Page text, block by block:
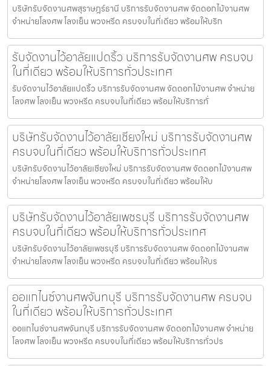
บริษัทรับจัดงานศพสุราษฎร์ธานี บริการรับจัดงานศพ จัดดอกไม้งานศพ
จำหน่ายโลงศพ โลงเย็น พวงหรีด ครบจบในที่เดียว พร้อมให้บริก
รับจัดงานไว้อาลัยแปดริ้ว บริการรับจัดงานศพ ครบจบ
ในที่เดียว พร้อมให้บริการทั่วประเทศ
รับจัดงานไว้อาลัยแปดริ้ว บริการรับจัดงานศพ จัดดอกไม้งานศพ จำหน่าย
โลงศพ โลงเย็น พวงหรีด ครบจบในที่เดียว พร้อมให้บริการทั่
บริษัทรับจัดงานไว้อาลัยเชียงใหม่ บริการรับจัดงานศพ
ครบจบในที่เดียว พร้อมให้บริการทั่วประเทศ
บริษัทรับจัดงานไว้อาลัยเชียงใหม่ บริการรับจัดงานศพ จัดดอกไม้งานศพ
จำหน่ายโลงศพ โลงเย็น พวงหรีด ครบจบในที่เดียว พร้อมให้บ
บริษัทรับจัดงานไว้อาลัยเพชรบุรี บริการรับจัดงานศพ
ครบจบในที่เดียว พร้อมให้บริการทั่วประเทศ
บริษัทรับจัดงานไว้อาลัยเพชรบุรี บริการรับจัดงานศพ จัดดอกไม้งานศพ
จำหน่ายโลงศพ โลงเย็น พวงหรีด ครบจบในที่เดียว พร้อมให้บร
ออแกไนซ์งานศพจันทบุรี บริการรับจัดงานศพ ครบจบ
ในที่เดียว พร้อมให้บริการทั่วประเทศ
ออแกไนซ์งานศพจันทบุรี บริการรับจัดงานศพ จัดดอกไม้งานศพ จำหน่าย
โลงศพ โลงเย็น พวงหรีด ครบจบในที่เดียว พร้อมให้บริการทั่วปร